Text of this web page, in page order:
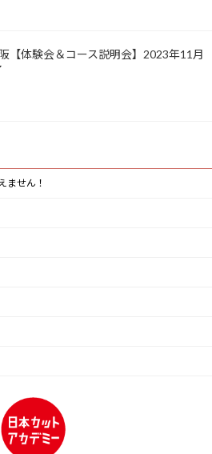
【体験会＆コース説明会】2023年11月
ません！